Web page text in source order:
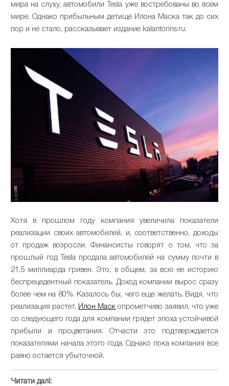
мира на слуху, автомобили Teslа уже востребованы во всем
мире. Однако прибыльным детище Илона Маска так до сих
пор и не стало, рассказывает издание kalantorins.ru.
Хотя в прошлом году компания увеличила показатели
реализации своих автомобилей, и, соответственно, доходы
от продаж возросли. Финансисты говорят о том, что за
прошлый год Teslа продала автомобилей на сумму почти в
21,5 миллиарда гривен. Это, в общем, за всю ее историю
беспрецедентный показатель. Доход компании вырос сразу
более чем на 80%. Казалось бы, чего еще желать. Видя, что
реализация растет, Илон Маск опрометчиво заявил, что уже
со следующего года для компании грядет эпоха устойчивой
прибыли и процветания. Отчасти это подтверждается
показателями начала этого года. Однако пока компания все
равно остается убыточной.
Читати далі: